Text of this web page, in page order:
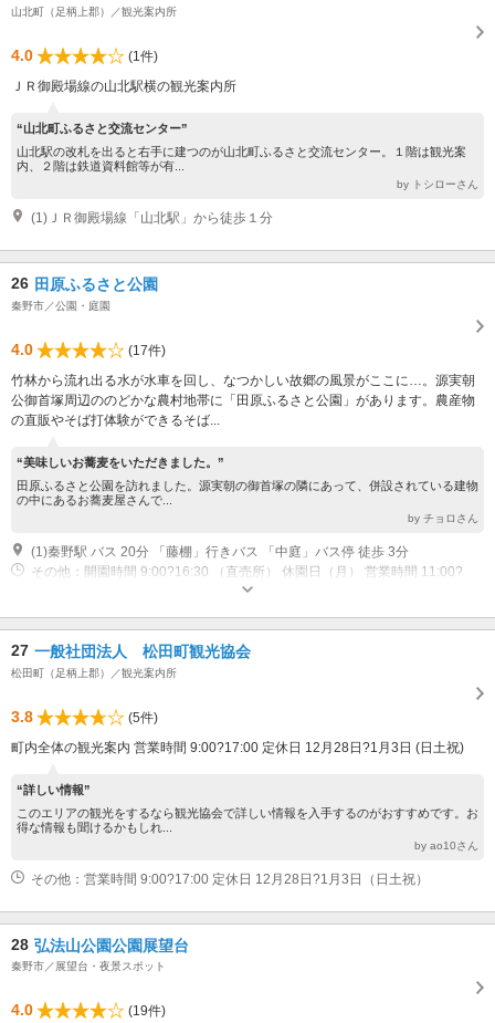
山北町（足柄上郡）／観光案内所
4.0
(1件)
ＪＲ御殿場線の山北駅横の観光案内所
“山北町ふるさと交流センター”
山北駅の改札を出ると右手に建つのが山北町ふるさと交流センター。１階は観光案
内、２階は鉄道資料館等が有...
by トシローさん
(1)ＪＲ御殿場線「山北駅」から徒歩１分
26 田原ふるさと公園
秦野市／公園・庭園
4.0
(17件)
竹林から流れ出る水が水車を回し、なつかしい故郷の風景がここに…。源実朝
公御首塚周辺ののどかな農村地帯に「田原ふるさと公園」があります。農産物
の直販やそば打体験ができるそば...
“美味しいお蕎麦をいただきました。”
田原ふるさと公園を訪れました。源実朝の御首塚の隣にあって、併設されている建物
の中にあるお蕎麦屋さんで...
by チョロさん
(1)秦野駅 バス 20分 「藤棚」行きバス 「中庭」バス停 徒歩 3分
その他：開園時間 9:00?16:30 （直売所） 休園日（月） 営業時間 11:00?
27 一般社団法人 松田町観光協会
松田町（足柄上郡）／観光案内所
3.8
(5件)
町内全体の観光案内 営業時間 9:00?17:00 定休日 12月28日?1月3日 (日土祝)
“詳しい情報”
このエリアの観光をするなら観光協会で詳しい情報を入手するのがおすすめです。お
得な情報も聞けるかもしれ...
by ao10さん
その他：営業時間 9:00?17:00 定休日 12月28日?1月3日（日土祝）
28 弘法山公園公園展望台
秦野市／展望台・夜景スポット
4.0
(19件)